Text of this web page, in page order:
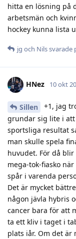
hitta en lösning på
arbetsmän och
hockey kunna lista
jg och Nilssvarade
HNez 10 okt
Sillen
+1, jag
grundar sig lite i att
sportsliga resultat
man skulle spela
huvudet. För då
mega-tok-fiasko
spår i varenda
Det är mycket
någon jävla hybris
cancer bara för att
ta ett kliv i taget i
plats iår. Om det